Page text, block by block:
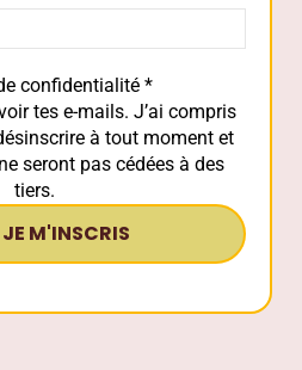
confidentialité *
tes e-mails. J’ai compris
à tout moment et
seront pas cédées à des
tiers.